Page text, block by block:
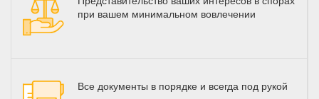
при вашем минимальном вовлечении
Все документы в порядке и всегда под рукой